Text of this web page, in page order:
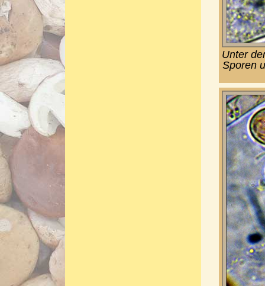
Unter
Sporen